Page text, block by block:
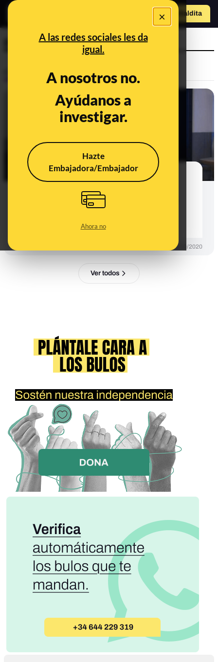
×
A las redes sociales les da
igual.
A nosotros no.
Ayúdanos a
investigar.
Hazte
Embajadora/Embajador
Ahora no
Hazte Maldita
parados
Control del poder
Pablo Casado y los supuestos 7
Aznar y Rajoy cuando gobernaron:
una cifra falsa que lleva tres años
13/10/2020
Ver todos